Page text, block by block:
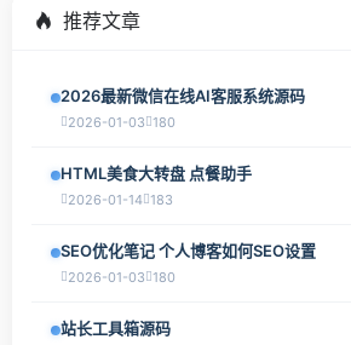
推荐文章
2026最新微信在线AI客服系统源码
2026-01-03 180
HTML美食大转盘 点餐助手
2026-01-14 183
SEO优化笔记 个人博客如何SEO设置
2026-01-03 180
站长工具箱源码